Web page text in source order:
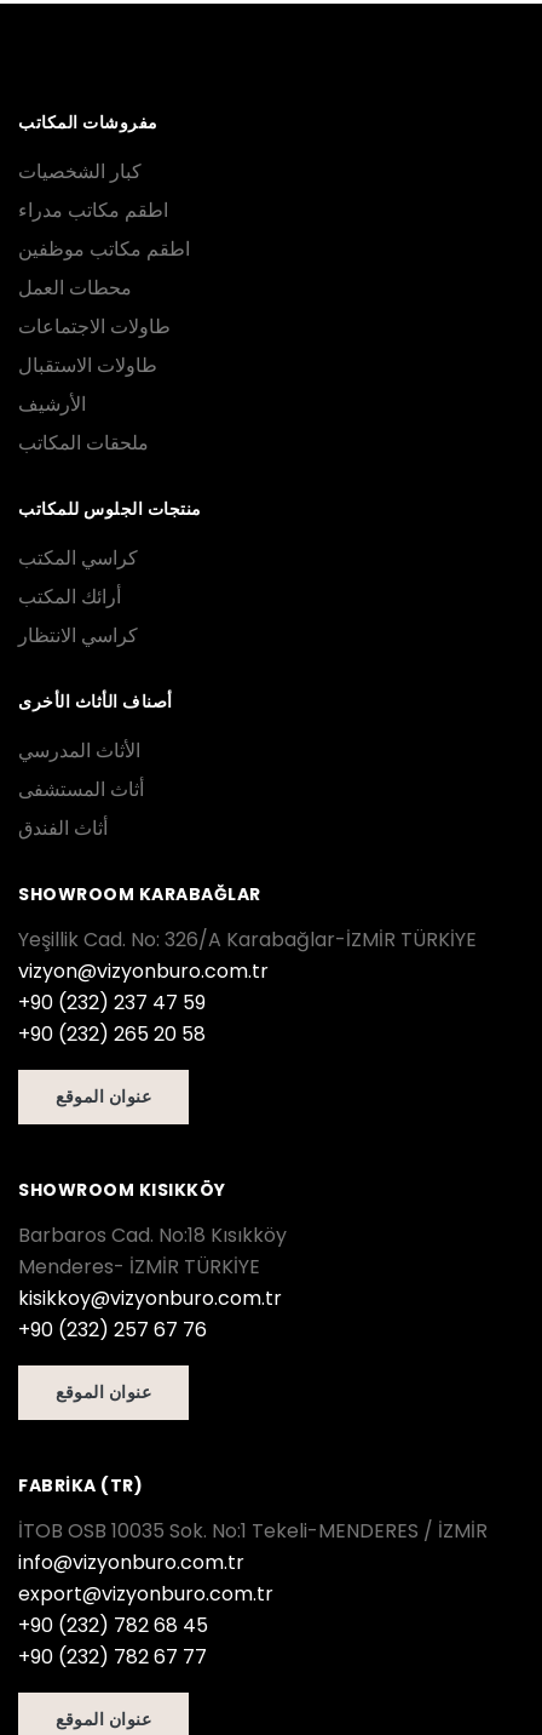
مفروشات المكاتب
كبار الشخصيات
اطقم مكاتب مدراء
اطقم مكاتب موظفين
محطات العمل
طاولات الاجتماعات
طاولات الاستقبال
الأرشيف
ملحقات المكاتب
منتجات الجلوس للمكاتب
كراسي المكتب
أرائك المكتب
كراسي الانتظار
أصناف الأثاث الأخرى
الأثاث المدرسي
أثاث المستشفى
أثاث الفندق
SHOWROOM KARABAĞLAR
Yeşillik Cad. No: 326/A Karabağlar-İZMİR TÜRKİYE
vizyon@vizyonburo.com.tr
+90 (232) 237 47 59
+90 (232) 265 20 58
عنوان الموقع
SHOWROOM KISIKKÖY
Barbaros Cad. No:18 Kısıkköy
Menderes- İZMİR TÜRKİYE
kisikkoy@vizyonburo.com.tr
+90 (232) 257 67 76
عنوان الموقع
FABRİKA (TR)
İTOB OSB 10035 Sok. No:1 Tekeli-MENDERES / İZMİR
info@vizyonburo.com.tr
export@vizyonburo.com.tr
+90 (232) 782 68 45
+90 (232) 782 67 77
عنوان الموقع